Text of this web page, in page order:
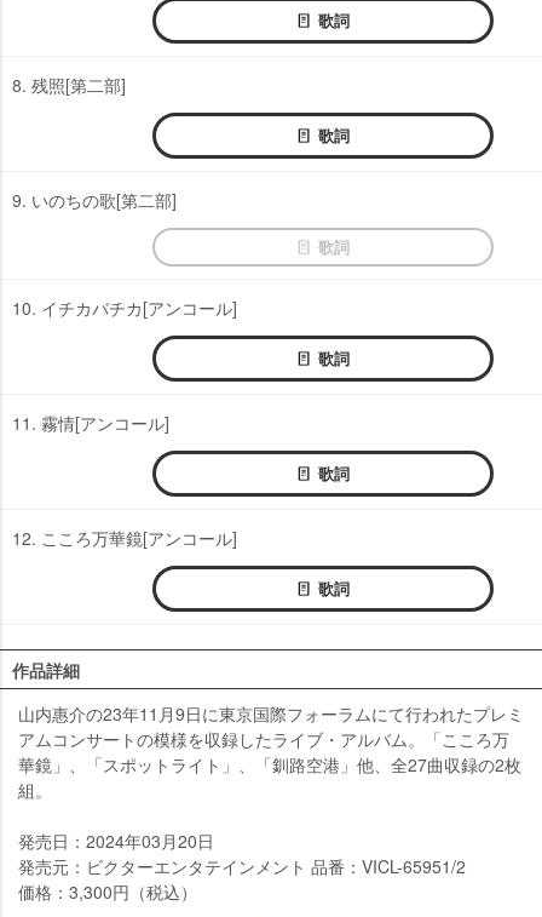
歌詞
8. 残照[第二部]
歌詞
9. いのちの歌[第二部]
歌詞
10. イチカバチカ[アンコール]
歌詞
11. 霧情[アンコール]
歌詞
12. こころ万華鏡[アンコール]
歌詞
作品詳細
山内惠介の23年11月9日に東京国際フォーラムにて行われたプレミ
アムコンサートの模様を収録したライブ・アルバム。「こころ万
華鏡」、「スポットライト」、「釧路空港」他、全27曲収録の2枚
組。
発売日：2024年03月20日
発売元：ビクターエンタテインメント 品番：VICL-65951/2
価格：3,300円（税込）